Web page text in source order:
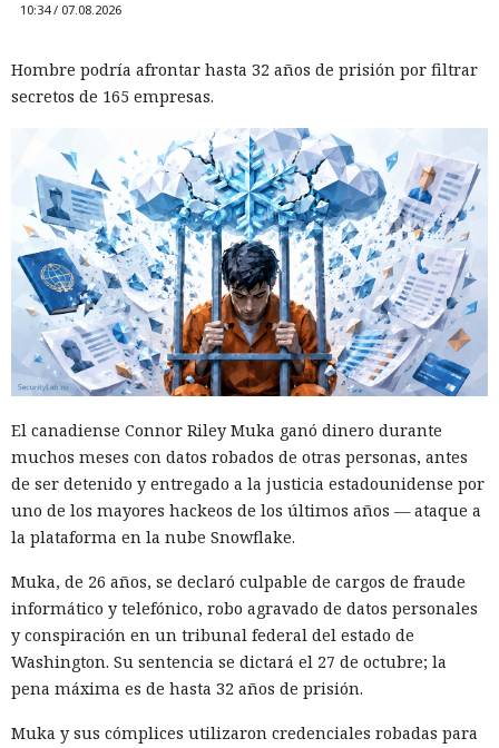
10:34 / 07.08.2026
Hombre podría afrontar hasta 32 años de prisión por filtrar
secretos de 165 empresas.
El canadiense Connor Riley Muka ganó dinero durante
muchos meses con datos robados de otras personas, antes
de ser detenido y entregado a la justicia estadounidense por
uno de los mayores hackeos de los últimos años — ataque a
la plataforma en la nube Snowflake.
Muka, de 26 años, se declaró culpable de cargos de fraude
informático y telefónico, robo agravado de datos personales
y conspiración en un tribunal federal del estado de
Washington. Su sentencia se dictará el 27 de octubre; la
pena máxima es de hasta 32 años de prisión.
Muka y sus cómplices utilizaron credenciales robadas para